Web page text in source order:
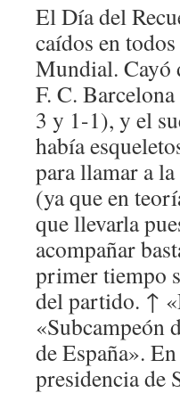
El Día del
caídos en
Mundial. Cayó
F. C.
3 y 1-1), y el
había
para llamar a
(ya que en
que llevarla
acompañar
primer tiempo
del partido. ↑
«Subcampeón
de España».
presidencia de